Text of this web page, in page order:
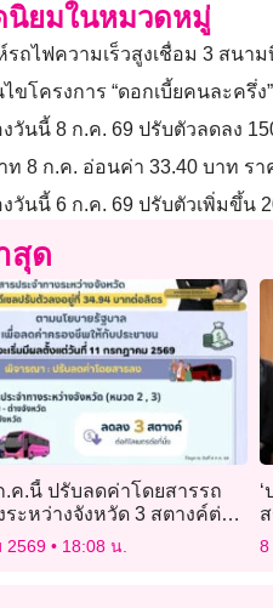
นิยมในหมวดหมู่
รถไฟความเร็วสูงเชื่อม 3 สน
ไขโครงการ “ดอกเบี้ยคนละครึ่
วันนี้ 8 ก.ค. 69 ปรับตัวลดลง
ท 8 ก.ค. อ่อนค่า 33.40 บาท
วันนี้ 6 ก.ค. 69 ปรับตัวเพิ่มขึ้น
สุด
.ค.นี้ ปรับลดค่าโดยสารรถ
ระหว่างจังหวัด 3 สตางค์ต่อ
2569 18:08 น. 8